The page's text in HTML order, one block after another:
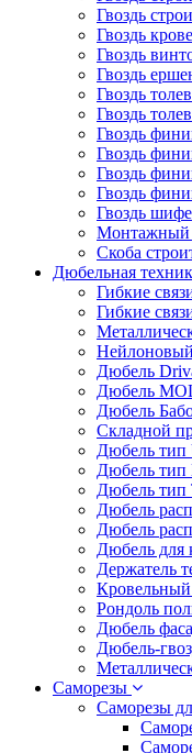
Гвоздь
Гвоздь
Гвоздь
Гвоздь
Гвоздь
Гвоздь
Гвоздь
Гвоздь
Гвоздь
Гвоздь
Гвоздь
Монтажный
Скоба
Дюбельная
Гибкие
Гибкие
Нейлоновый
Дюбель
Дюбель
Дюбель
Складной
Дюбель тип
Дюбель тип
Дюбель тип
Дюбель
Дюбель
Дюбель для
Держатель
Кровельный
Рондоль
Дюбель
Дюбель-
Саморезы
Саморезы